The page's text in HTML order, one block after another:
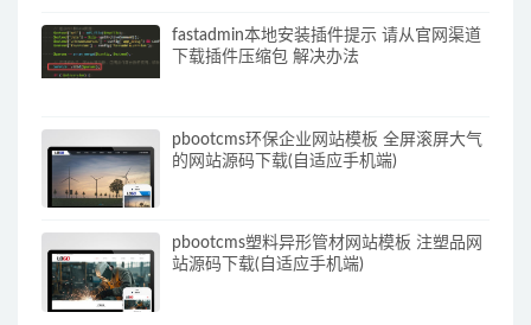
fastadmin本地安装插件提示 请从官网渠道
下载插件压缩包 解决办法
pbootcms环保企业网站模板 全屏滚屏大气
的网站源码下载(自适应手机端)
pbootcms塑料异形管材网站模板 注塑品网
站源码下载(自适应手机端)